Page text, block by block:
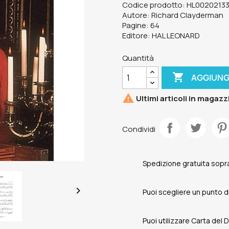

Codice prodotto: HL00202133
Autore: Richard Clayderman
Pagine: 64
Editore: HAL LEONARD
Quantità

 Ultimi articoli in
Condividi
Spedizione gratuita
Puoi scegliere un punto
Puoi utilizzare Carta del